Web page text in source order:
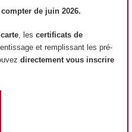
compter de juin 2026.
, les certificats de
et remplissant les pré-
directement vous inscrire